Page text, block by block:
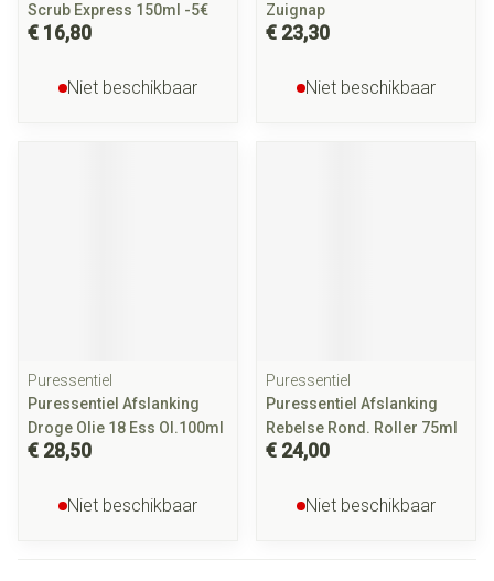
Scrub Express 150ml -5€
€ 16,80
Niet beschikbaar
Zuignap
€ 23,30
Niet beschikbaar
Puressentiel
Puressentiel Afslanking
Droge Olie 18 Ess Ol.100ml
€ 28,50
Niet beschikbaar
Puressentiel
Puressentiel Afslanking
Rebelse Rond. Roller 75ml
€ 24,00
Niet beschikbaar